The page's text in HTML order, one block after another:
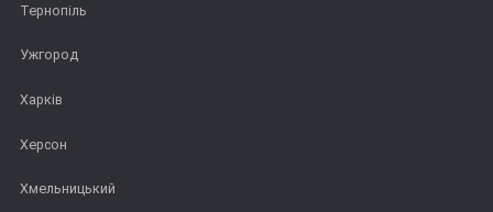
Тернопіль
Ужгород
Харків
Херсон
Хмельницький